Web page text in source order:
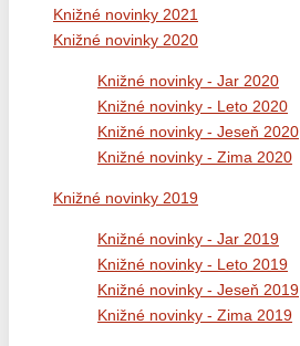
Knižné novinky 2021
Knižné novinky 2020
Knižné novinky - Jar 2020
Knižné novinky - Leto 2020
Knižné novinky - Jeseň 2020
Knižné novinky - Zima 2020
Knižné novinky 2019
Knižné novinky - Jar 2019
Knižné novinky - Leto 2019
Knižné novinky - Jeseň 2019
Knižné novinky - Zima 2019